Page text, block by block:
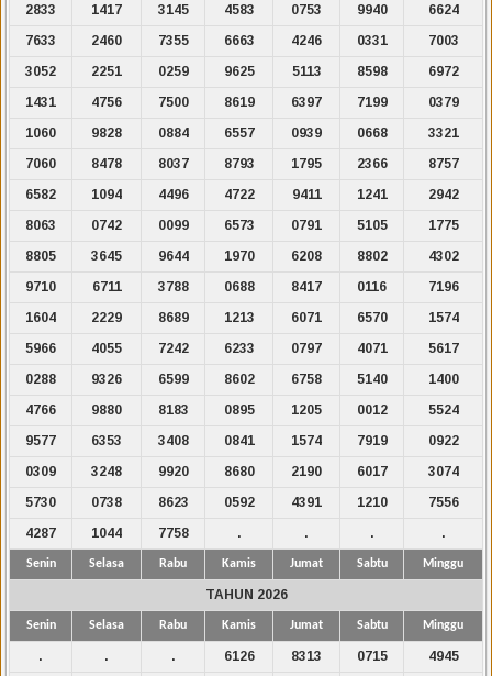
2833
1417 3145 4583 0753 9940
6624
7633
2460 7355 6663 4246 0331
7003
3052
2251 0259 9625 5113 8598
6972
1431
4756 7500 8619 6397 7199
0379
1060
9828 0884 6557 0939 0668
3321
7060
8478 8037 8793 1795 2366
8757
6582
1094 4496 4722 9411 1241
2942
8063
0742 0099 6573 0791 5105
1775
8805
3645 9644 1970 6208 8802
4302
9710
6711 3788 0688 8417 0116
7196
1604
2229 8689 1213 6071 6570
1574
5966
4055 7242 6233 0797 4071
5617
0288
9326 6599 8602 6758 5140
1400
4766
9880 8183 0895 1205 0012
5524
9577
6353 3408 0841 1574 7919
0922
0309
3248 9920 8680 2190 6017
3074
5730
0738 8623 0592 4391 1210
7556
4287
1044 7758 . . . .
Senin Selasa Rabu Kamis Jumat Sabtu Minggu
TAHUN 2026
Senin Selasa Rabu Kamis Jumat Sabtu Minggu
. . . 6126 8313 0715
4945